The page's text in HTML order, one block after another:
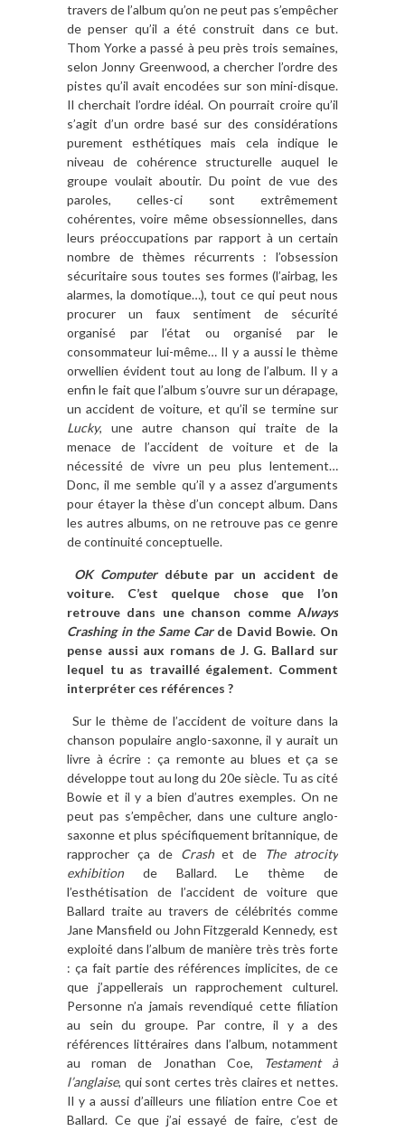
travers de l’album qu’on ne peut pas s’empêcher
de penser qu’il a été construit dans ce but.
Thom Yorke a passé à peu près trois semaines,
selon Jonny Greenwood, a chercher l’ordre des
pistes qu’il avait encodées sur son mini-disque.
Il cherchait l’ordre idéal. On pourrait croire qu’il
s’agit d’un ordre basé sur des considérations
purement esthétiques mais cela indique le
niveau de cohérence structurelle auquel le
groupe voulait aboutir. Du point de vue des
paroles, celles-ci sont extrêmement
cohérentes, voire même obsessionnelles, dans
leurs préoccupations par rapport à un certain
nombre de thèmes récurrents : l’obsession
sécuritaire sous toutes ses formes (l’airbag, les
alarmes, la domotique…), tout ce qui peut nous
procurer un faux sentiment de sécurité
organisé par l’état ou organisé par le
consommateur lui-même… Il y a aussi le thème
orwellien évident tout au long de l’album. Il y a
enfin le fait que l’album s’ouvre sur un dérapage,
un accident de voiture, et qu’il se termine sur
Lucky, une autre chanson qui traite de la
menace de l’accident de voiture et de la
nécessité de vivre un peu plus lentement…
Donc, il me semble qu’il y a assez d’arguments
pour étayer la thèse d’un concept album. Dans
les autres albums, on ne retrouve pas ce genre
de continuité conceptuelle.
OK Computerdébute par un accident de
voiture. C’est quelque chose que l’on
retrouve dans une chanson comme Always
Crashing in the Same Carde David Bowie. On
pense aussi aux romans de J. G. Ballard sur
lequel tu as travaillé également. Comment
interpréter ces références ?
Sur le thème de l’accident de voiture dans la
chanson populaire anglo-saxonne, il y aurait un
livre à écrire : ça remonte au blues et ça se
développe tout au long du 20e siècle. Tu as cité
Bowie et il y a bien d’autres exemples. On ne
peut pas s’empêcher, dans une culture anglo-
saxonne et plus spécifiquement britannique, de
rapprocher ça de Crashet de
The atrocity
exhibitionde Ballard. Le thème de
l’esthétisation de l’accident de voiture que
Ballard traite au travers de célébrités comme
Jane Mansfield ou John Fitzgerald Kennedy, est
exploité dans l’album de manière très très forte
: ça fait partie des références implicites, de ce
que j’appellerais un rapprochement culturel.
Personne n’a jamais revendiqué cette filiation
au sein du groupe. Par contre, il y a des
références littéraires dans l’album, notamment
au roman de Jonathan Coe,
Testament à
l’anglaise, qui sont certes très claires et nettes.
Il y a aussi d’ailleurs une filiation entre Coe et
Ballard. Ce que j’ai essayé de faire, c’est de